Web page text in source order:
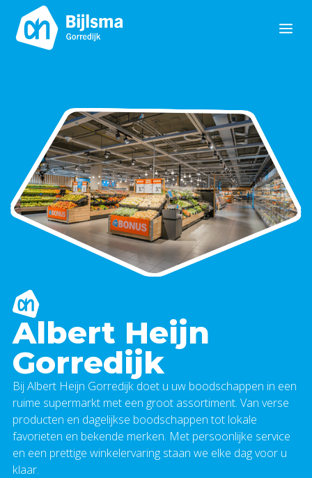
Albert Heijn
Gorredijk
Bij Albert Heijn Gorredijk doet u uw boodschappen in een
ruime supermarkt met een groot assortiment. Van verse
producten en dagelijkse boodschappen tot lokale
favorieten en bekende merken. Met persoonlijke service
en een prettige winkelervaring staan we elke dag voor u
klaar.